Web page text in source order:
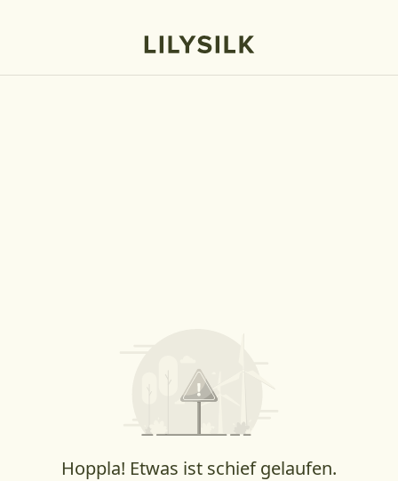
Hoppla! Etwas ist schief gelaufen.